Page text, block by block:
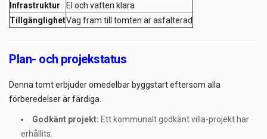
Infrastruktur
El och vatten klara
TillgänglighetVäg fram till tomten är asfalterad
Plan- och projekstatus
Denna tomt erbjuder omedelbar byggstart eftersom alla
förberedelser är färdiga.
Godkänt projekt: Ett kommunalt godkänt villa-projekt har
erhållits.